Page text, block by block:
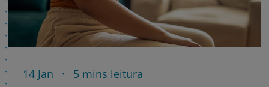
14 Jan 5 mins leitura